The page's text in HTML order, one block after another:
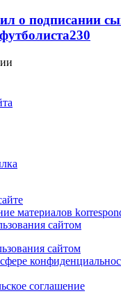
о подписании
230
материалов
сайтом
сайтом
соглашение